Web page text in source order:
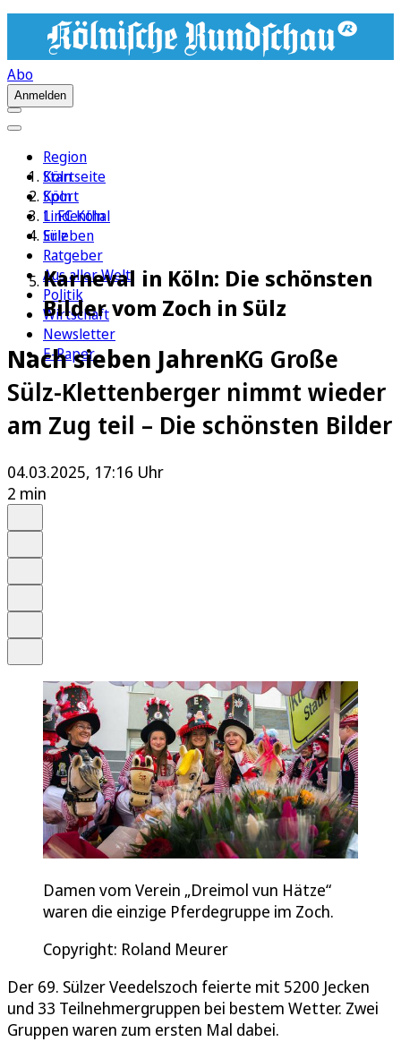
Abo
Anmelden
Region
Köln
Sport
1. FC Köln
Erleben
Ratgeber
Aus aller Welt
Politik
Wirtschaft
Newsletter
E-Paper
Startseite
Köln
Lindenthal
Sülz
Karneval in Köln: Die schönsten
Bilder vom Zoch in Sülz
Nach sieben JahrenKG Große
Sülz-Klettenberger nimmt wieder
am Zug teil – Die schönsten Bilder
04.03.2025, 17:16 Uhr
2 min
Damen vom Verein „Dreimol vun Hätze“
waren die einzige Pferdegruppe im Zoch.
Copyright: Roland Meurer
Der 69. Sülzer Veedelszoch feierte mit 5200 Jecken
und 33 Teilnehmergruppen bei bestem Wetter. Zwei
Gruppen waren zum ersten Mal dabei.